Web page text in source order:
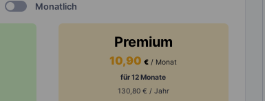
Monatlich
Premium
10,90€ / Monat
für 12 Monate
130,80 € / Jahr